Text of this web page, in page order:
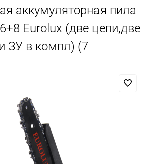
аккумуляторная пила
Eurolux (две цепи,две
ЗУ в компл) (7